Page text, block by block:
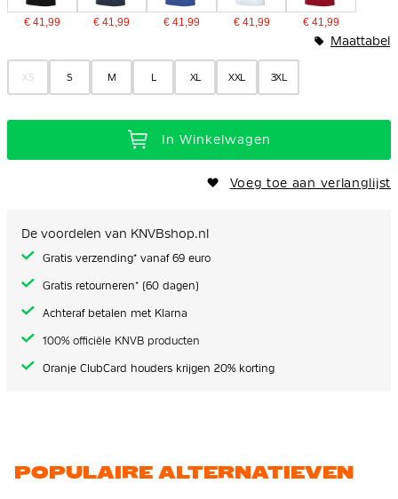
€ 41,99 € 41,99 € 41,99 € 41,99 € 41,99
XS S M L XL XXL 3XL
Maattabel
In Winkelwagen
Voeg toe aan verlanglijst
De voordelen van KNVBshop.nl
Gratis verzending* vanaf 69 euro
Gratis retourneren* (60 dagen)
Achteraf betalen met Klarna
100% officiële KNVB producten
Oranje ClubCard houders krijgen 20% korting
POPULAIRE ALTERNATIEVEN